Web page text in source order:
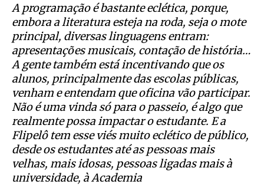
A programação é bastante eclética, porque,
embora a literatura esteja na roda, seja o mote
principal, diversas linguagens entram:
apresentações musicais, contação de história…
A gente também está incentivando que os
alunos, principalmente das escolas públicas,
venham e entendam que oficina vão participar.
Não é uma vinda só para o passeio, é algo que
realmente possa impactar o estudante. E a
Flipelô tem esse viés muito eclético de público,
desde os estudantes até as pessoas mais
velhas, mais idosas, pessoas ligadas mais à
universidade, à Academia